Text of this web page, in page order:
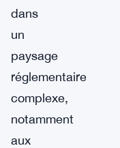
dans
un
paysage
réglementaire
complexe,
notamment
aux